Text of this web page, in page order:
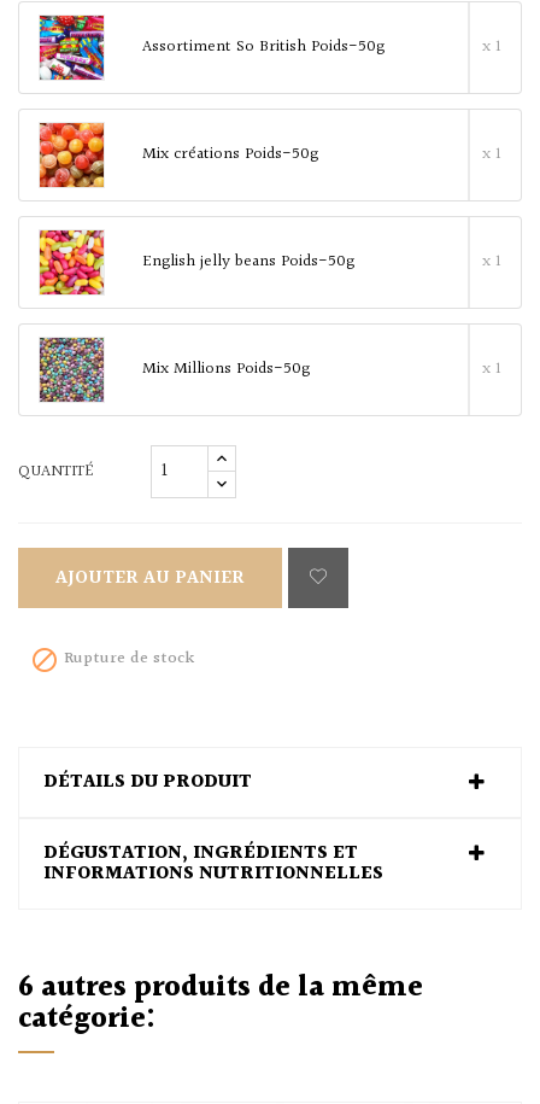
Assortiment So British Poids-50g x 1
Mix créations Poids-50g x 1
English jelly beans Poids-50g x 1
Mix Millions Poids-50g x 1
QUANTITÉ
AJOUTER AU PANIER
 Rupture de stock
DÉTAILS DU PRODUIT
DÉGUSTATION, INGRÉDIENTS ET
INFORMATIONS NUTRITIONNELLES
6 autres produits de la même
catégorie: